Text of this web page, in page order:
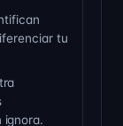
tu
ignora.